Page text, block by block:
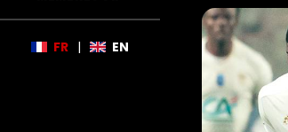
FR | EN